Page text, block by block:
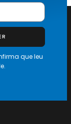
que leu